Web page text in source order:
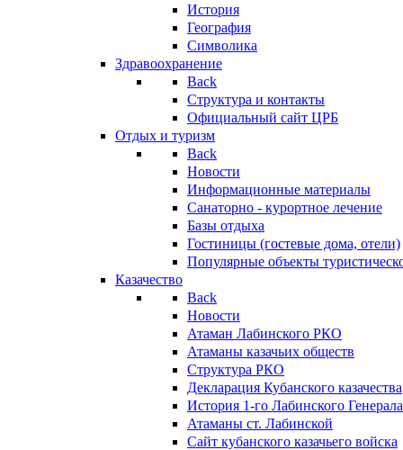
История
География
Символика
Здравоохранение
Back
Структура и контакты
Официальный сайт ЦРБ
Отдых и туризм
Back
Новости
Информационные материалы
Санаторно - курортное лечение
Базы отдыха
Гостиницы (гостевые дома, отели)
Популярные объекты
Казачество
Back
Новости
Атаман Лабинского РКО
Атаманы казачьих обществ
Структура РКО
Декларация Кубанского казачества
История 1-го Лабинского
Атаманы ст. Лабинской
Cайт кубанского казачьего войска